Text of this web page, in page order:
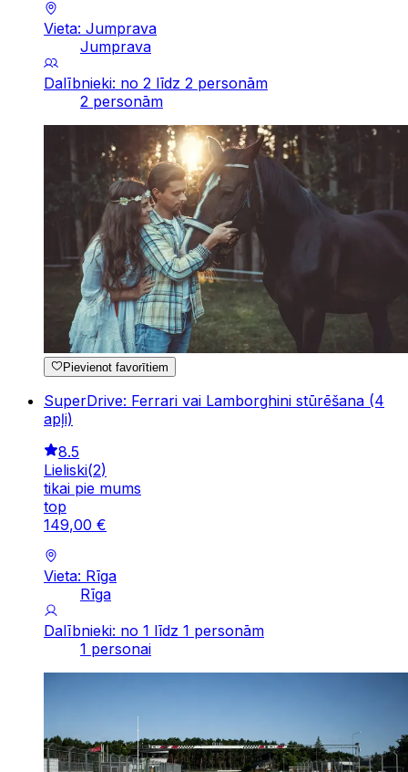
Vieta: Jumprava
Jumprava
Dalībnieki: no 2 līdz 2 personām
2 personām
Pievienot favorītiem
SuperDrive: Ferrari vai Lamborghini stūrēšana (4
apļi)
8.5
Lieliski(2)
tikai pie mums
top
149,00 €
Vieta: Rīga
Rīga
Dalībnieki: no 1 līdz 1 personām
1 personai